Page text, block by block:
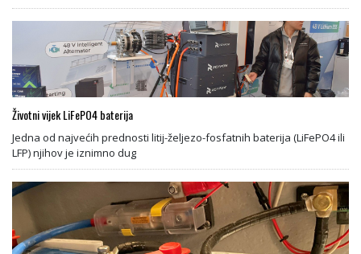
Životni vijek LiFePO4 baterija
Jedna od najvećih prednosti litij-željezo-fosfatnih baterija (LiFePO4 ili
LFP) njihov je iznimno dug